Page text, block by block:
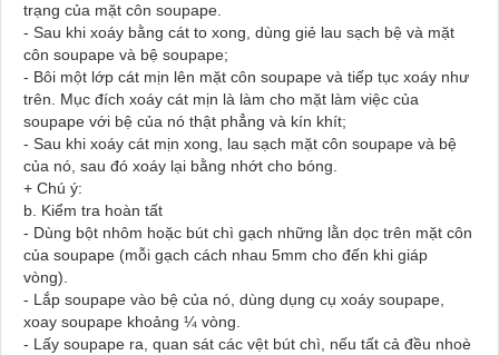
trạng của mặt côn soupape.
- Sau khi xoáy bằng cát to xong, dùng giẻ lau sạch bệ và mặt
côn soupape và bệ soupape;
- Bôi một lớp cát mịn lên mặt côn soupape và tiếp tục xoáy như
trên. Mục đích xoáy cát mịn là làm cho mặt làm việc của
soupape với bệ của nó thật phẳng và kín khít;
- Sau khi xoáy cát mịn xong, lau sạch mặt côn soupape và bệ
của nó, sau đó xoáy lại bằng nhớt cho bóng.
+ Chú ý:
b. Kiểm tra hoàn tất
- Dùng bột nhôm hoặc bút chì gạch những lằn dọc trên mặt côn
của soupape (mỗi gạch cách nhau 5mm cho đến khi giáp
vòng).
- Lắp soupape vào bệ của nó, dùng dụng cụ xoáy soupape,
xoay soupape khoảng ¼ vòng.
- Lấy soupape ra, quan sát các vệt bút chì, nếu tất cả đều nhoè